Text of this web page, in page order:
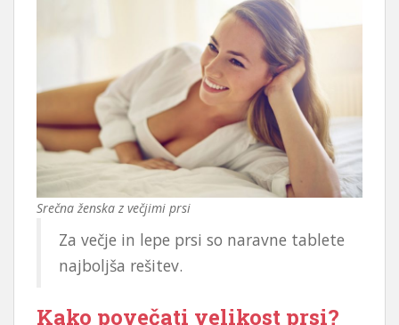
Srečna ženska z večjimi prsi
Za večje in lepe prsi so naravne tablete
najboljša rešitev.
Kako povečati velikost prsi?